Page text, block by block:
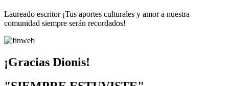
Laureado escritor ¡Tus aportes culturales y amor a nuestra
comunidad siempre serán recordados!
¡Gracias Dionis!